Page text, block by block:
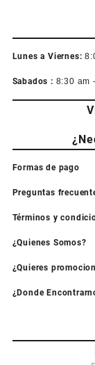
Lunes a Viernes:
Sabados : 8:30 am
Formas de pago
Preguntas
Términos y
¿Quienes Somos?
¿Quieres
¿Donde